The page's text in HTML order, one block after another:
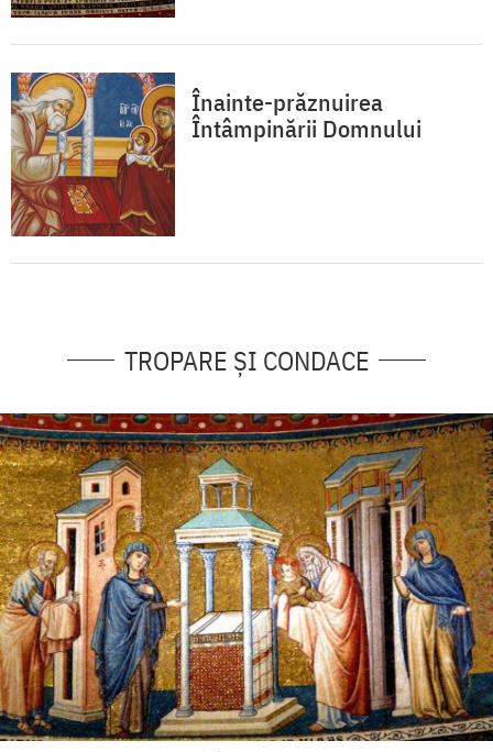
Înainte-prăznuirea
Întâmpinării Domnului
TROPARE ȘI CONDACE